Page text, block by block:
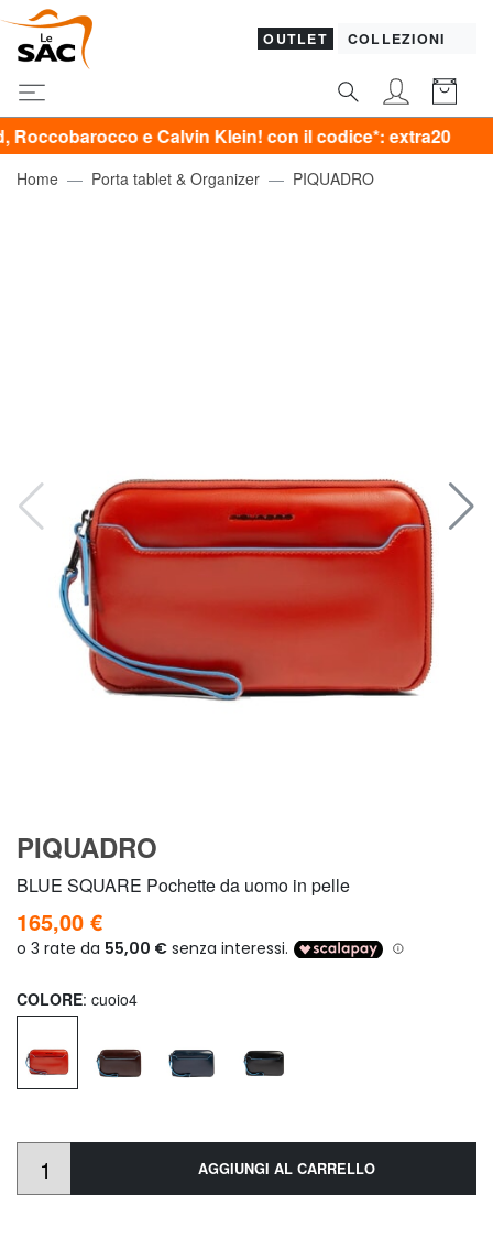
OUTLET COLLEZIONI
e Calvin Klein! con il codice*: extra20
Home Porta tablet & Organizer PIQUADRO
PIQUADRO
BLUE SQUARE Pochette da uomo in pelle
165,00 €
COLORE: cuoio4
AGGIUNGI AL CARRELLO